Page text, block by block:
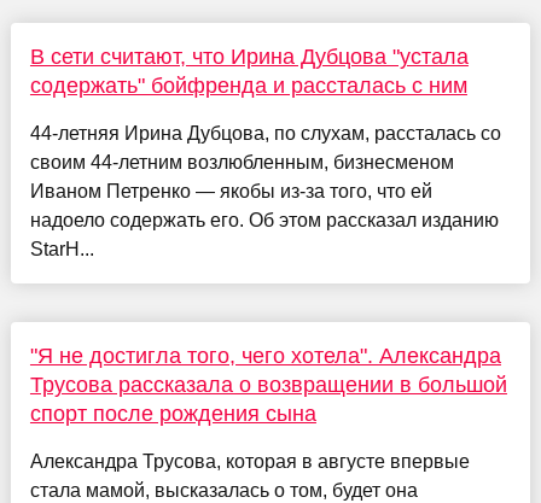
В сети считают, что Ирина Дубцова "устала
содержать" бойфренда и рассталась с ним
44-летняя Ирина Дубцова, по слухам, рассталась со
своим 44-летним возлюбленным, бизнесменом
Иваном Петренко — якобы из-за того, что ей
надоело содержать его. Об этом рассказал изданию
StarH...
"Я не достигла того, чего хотела". Александра
Трусова рассказала о возвращении в большой
спорт после рождения сына
Александра Трусова, которая в августе впервые
стала мамой, высказалась о том, будет она